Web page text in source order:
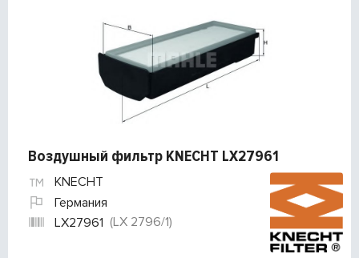
Воздушный фильтр KNECHT LX27961
KNECHT
Германия
LX27961 (LX 2796/1)